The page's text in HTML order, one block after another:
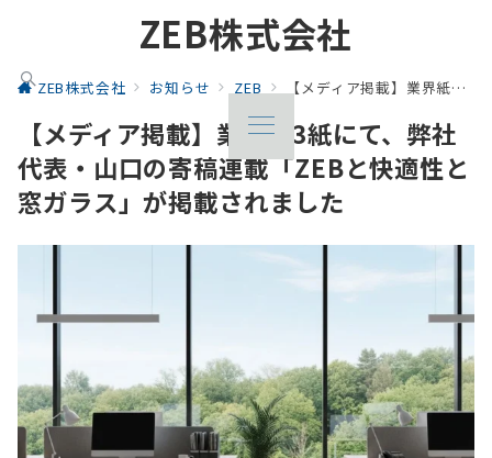
ZEB株式会社
ZEB株式会社 お知らせ ZEB 【メディア掲載】業界紙3紙にて、弊社代表・山口の寄稿連載「ZEBと快適性と窓ガラス」が掲載されました
【メディア掲載】業界紙3紙にて、弊社
代表・山口の寄稿連載「ZEBと快適性と
窓ガラス」が掲載されました